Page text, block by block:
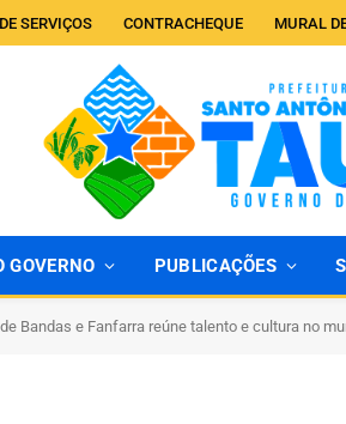
SERVIÇOS CONTRACHEQUE MURAL
GOVERNO PUBLICAÇÕES
de Bandas e Fanfarra reúne talento e cultura no